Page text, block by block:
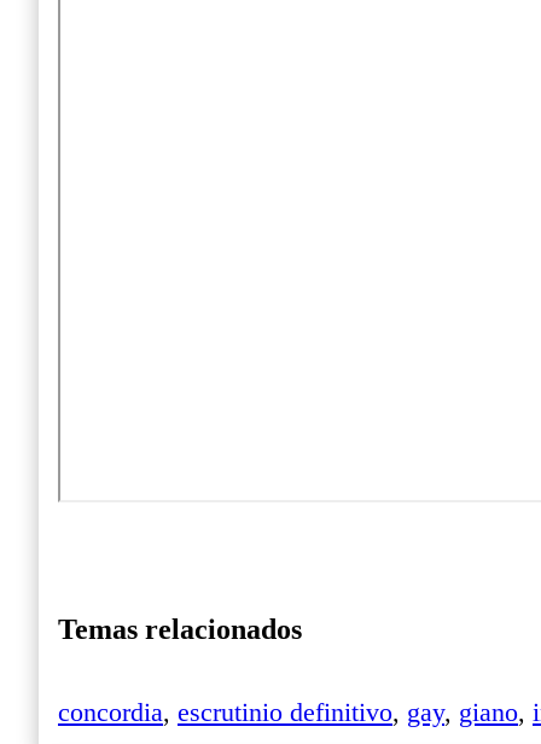
Temas relacionados
concordia, escrutinio definitivo, gay, giano,